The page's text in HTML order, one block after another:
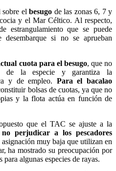
el besugo de las zonas 6, 7 y
y el Mar Céltico. Al respecto,
estrangulamiento que se puede
si no se aprueban
cuota para el besugo, que no
de la especie y garantiza la
y de empleo. Para el bacalao
bolsas de cuotas, ya que no
y la flota actúa en función de
que el TAC se ajuste a la
no perjudicar a los pescadores
muy baja que utilizan en
ha mostrado su preocupación por
algunas especies de rayas.